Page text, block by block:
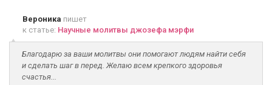
Вероника пишет
к статье: Научные молитвы джозефа мэрфи
Благодарю за ваши молитвы они помогают людям найти себя
и сделать шаг в перед. Желаю всем крепкого здоровья
счастья...